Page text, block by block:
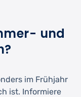
und
im Frühjahr
ist. Informiere